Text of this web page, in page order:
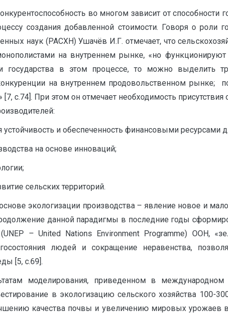
во многом зависит от способности
создания добавленной стоимости. Говоря о роли
наук (РАСХН) Ушачёв И.Г. отмечает, что
на внутреннем рынке, «но
государства в этом процессе, то можно выделить
на внутреннем продовольственном рынке;
c.74]. При этом он отмечает необходимость
устойчивость и обеспеченность финансовыми ресурсами
на основе инноваций;
сельских территорий.
экологизации производства – явление новое и
данной парадигмы в последние годы
– United Nations Environment Programme) ООН,
людей и сокращение неравенства,
[5, c.69].
моделирования, приведенном в
в экологизацию сельского хозяйства
качества почвы и увеличению мировых урожаев